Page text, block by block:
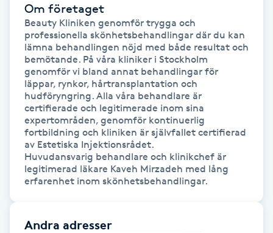
Koppningsmassage
Kosmetisk tatuering
Kostrådgivning
Kroppsinpackning
Kroppspeeling
Käkledsbehandling
Om företaget
Beauty Kliniken genomför trygga och
professionella skönhetsbehandlingar där du kan
lämna behandlingen nöjd med både resultat och
bemötande. På våra kliniker i Stockholm
genomför vi bland annat behandlingar för
läppar, rynkor, hårtransplantation och
hudföryngring. Alla våra behandlare är
certifierade och legitimerade inom sina
expertområden, genomför kontinuerlig
fortbildning och kliniken är självfallet certifierad
av Estetiska Injektionsrådet.
Huvudansvarig behandlare och klinikchef är
legitimerad läkare Kaveh Mirzadeh med lång
erfarenhet inom skönhetsbehandlingar.
Andra adresser